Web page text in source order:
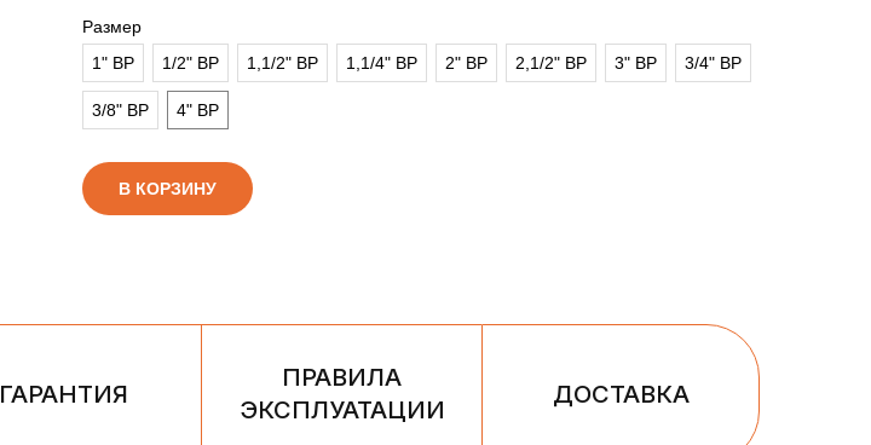
Размер
1" ВР
1/2" ВР 1,1/2" ВР 1,1/4" ВР 2" ВР 2,1/2" ВР 3" ВР 3/4" ВР
3/8" ВР 4" ВР
В КОРЗИНУ
ГАРАНТИЯ
ПРАВИЛА
ЭКСПЛУАТАЦИИ
ДОСТАВКА